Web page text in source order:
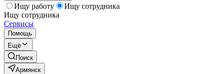
Ищу работу
Ищу сотрудника
Ищу сотрудника
Сервисы
Помощь
Ещё
Поиск
Армянск